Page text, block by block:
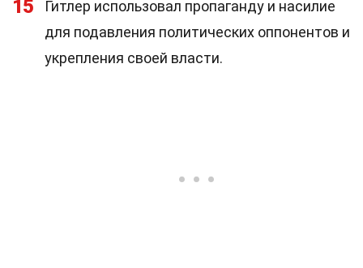
15
Гитлер использовал пропаганду и насилие
для подавления политических оппонентов и
укрепления своей власти.